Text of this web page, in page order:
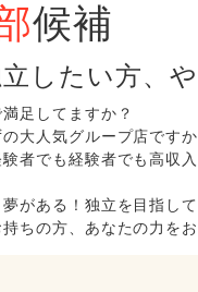
候補
したい方、
足してますか？
大人気グループ店です
者でも経験者でも高収
がある！独立を目指し
ちの方、あなたの力を